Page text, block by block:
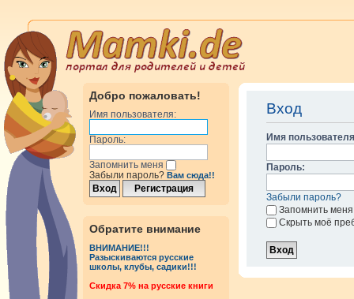
Добро пожаловать!
Имя пользователя:
Пароль:
Запомнить меня
Забыли пароль? Вам сюда!!
Обратите внимание
ВНИМАНИЕ!!!
Разыскиваются русские
школы, клубы, садики!!!
Cкидка 7% на русские книги
Вход
Имя
Пароль:
Забыли пароль?
Запомнить меня
Скрыть моё